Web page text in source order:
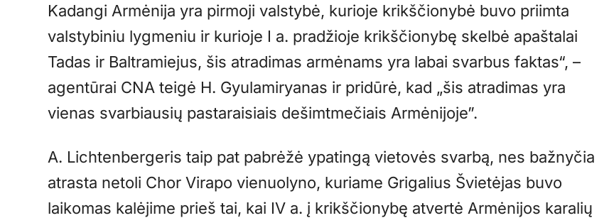
Kadangi Armėnija yra pirmoji valstybė, kurioje krikščionybė buvo priimta
valstybiniu lygmeniu ir kurioje I a. pradžioje krikščionybę skelbė apaštalai
Tadas ir Baltramiejus, šis atradimas armėnams yra labai svarbus faktas“, –
agentūrai CNA teigė H. Gyulamiryanas ir pridūrė, kad „šis atradimas yra
vienas svarbiausių pastaraisiais dešimtmečiais Armėnijoje”.
A. Lichtenbergeris taip pat pabrėžė ypatingą vietovės svarbą, nes bažnyčia
atrasta netoli Chor Virapo vienuolyno, kuriame Grigalius Švietėjas buvo
laikomas kalėjime prieš tai, kai IV a. į krikščionybę atvertė Armėnijos karalių